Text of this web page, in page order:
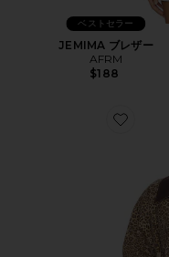
ベストセラー
JEMIMA ブレザー
AFRM
$188